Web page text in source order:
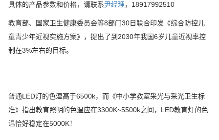
具体的产品参数和价格，请联系尹经理，18917992510
教育部、国家卫生健康委员会等8部门30日联合印发《综合防控儿
童青少年近视实施方案》，提出了到2030年我国6岁儿童近视率控
制在3%左右的目标。
普通LED灯的色温高于6500k，而《中小学教室采光与采光卫生标
准》指出教育照明的色温应在3300K~5500k之间，LED教育灯的色
温恰好稳定在5000K！